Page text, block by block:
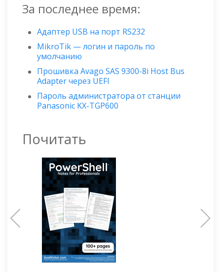
За последнее время:
Адаптер USB на порт RS232
MikroTik — логин и пароль по
умолчанию
Прошивка Avago SAS 9300-8i Host Bus
Adapter через UEFI
Пароль администратора от станции
Panasonic KX-TGP600
Почитать